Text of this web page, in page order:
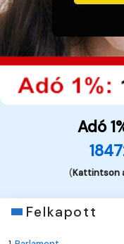
Adó
(Kattintson
Felkapott